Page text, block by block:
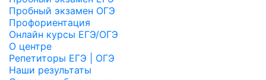
Пробный экзамен ОГЭ
Профориентация
Онлайн курсы ЕГЭ/ОГЭ
О центре
Репетиторы ЕГЭ | ОГЭ
Наши результаты